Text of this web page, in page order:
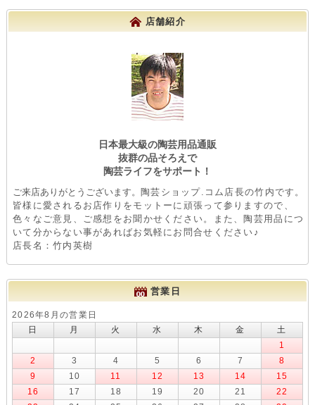
店舗紹介
日本最大級の陶芸用品通販
抜群の品そろえで
陶芸ライフをサポート！
ご来店ありがとうございます。 陶芸ショップ.コム店長の竹内です。
皆様に愛されるお店作りをモットーに頑張って参りますので、
色々なご意見、ご感想をお聞かせください。また、陶芸用品につ
いて分からない事があればお気軽にお問合せください♪
店長名：竹内英樹
営業日
2026年8月の営業日
日
月 火 水 木 金
土
1
2
3 4 5 6 7
8
9
10 11 12 13 14
15
16
17 18 19 20 21
22